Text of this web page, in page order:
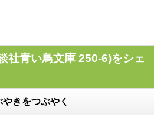
社青い鳥文庫 250-6)をシェ
きをつぶやく